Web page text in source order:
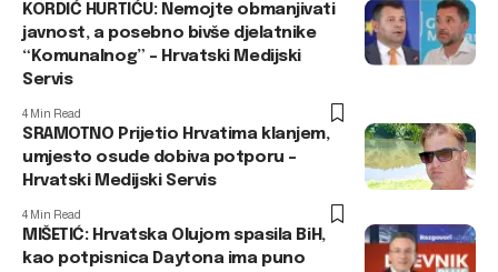
KORDIĆ HURTIĆU: Nemojte obmanjivati
javnost, a posebno bivše djelatnike
“Komunalnog” – Hrvatski Medijski
Servis
4 Min Read
SRAMOTNO Prijetio Hrvatima klanjem,
umjesto osude dobiva potporu –
Hrvatski Medijski Servis
4 Min Read
MIŠETIĆ: Hrvatska Olujom spasila BiH,
kao potpisnica Daytona ima puno